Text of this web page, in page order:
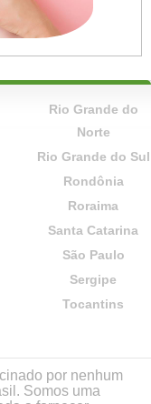
Rio Grande do
Norte
Rio Grande do Sul
Rondônia
Roraima
Santa Catarina
São Paulo
Sergipe
Tocantins
por nenhum
Somos uma